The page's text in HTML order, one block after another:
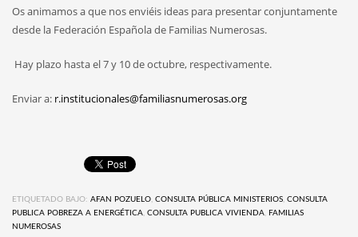
Os animamos a que nos enviéis ideas para presentarconjuntamente
desde la Federación Española de Familias Numerosas.
Hay plazo hasta el 7 y 10 de octubre, respectivamente.
Enviar a: r.institucionales@familiasnumerosas.org
ETIQUETADO BAJO: AFAN POZUELO, CONSULTA PÚBLICA MINISTERIOS, CONSULTA
PUBLICA POBREZA A ENERGÉTICA, CONSULTA PUBLICA VIVIENDA, FAMILIAS
NUMEROSAS